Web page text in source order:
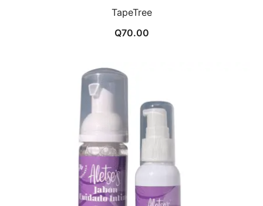
TapeTree
Q70.00